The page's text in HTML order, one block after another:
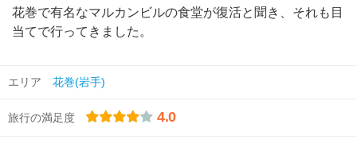
花巻で有名なマルカンビルの食堂が復活と聞き、それも目
当てで行ってきました。
エリア 花巻(岩手)
旅行の満足度 4.0